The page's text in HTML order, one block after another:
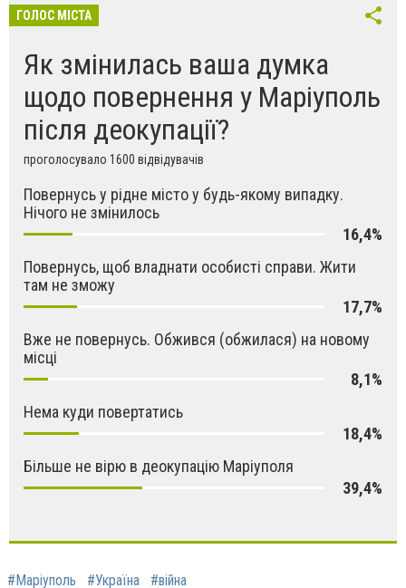
ГОЛОС МІСТА
Як змінилась ваша думка
щодо повернення у Маріуполь
після деокупації?
проголосувало 1600 відвідувачів
Повернусь у рідне місто у будь-якому випадку.
Нічого не змінилось
16,4%
Повернусь, щоб владнати особисті справи. Жити
там не зможу
17,7%
Вже не повернусь. Обжився (обжилася) на новому
місці
8,1%
Нема куди повертатись
18,4%
Більше не вірю в деокупацію Маріуполя
39,4%
#Маріуполь #Україна #війна